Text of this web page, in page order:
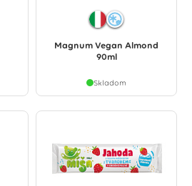
Magnum Vegan Almond
90ml
Skladom